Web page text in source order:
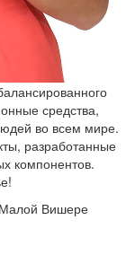
средства,
во всем мире.
разработанные
компонентов.
Малой Вишере